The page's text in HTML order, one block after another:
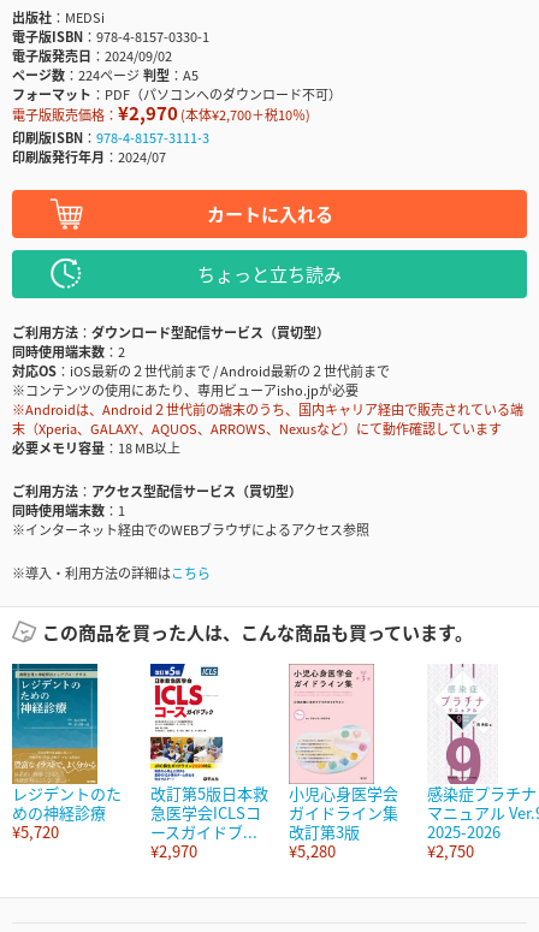
出版社
MEDSi
電子版ISBN
978-4-8157-0330-1
電子版発売日
2024/09/02
ページ数
224ページ判型
A5
フォーマット
PDF（パソコンへのダウンロード不可）
電子版販売価格： ¥2,970(本体¥2,700＋税10％)
印刷版ISBN
978-4-8157-3111-3
印刷版発行年月
2024/07
カートに入れる
ちょっと立ち読み
ご利用方法
ダウンロード型配信サービス（買切型）
同時使用端末数
2
対応OS
iOS最新の２世代前まで / Android最新の２世代前まで
※コンテンツの使用にあたり、専用ビューアisho.jpが必要
※Androidは、Android２世代前の端末のうち、国内キャリア経由で販売されている端
末（Xperia、GALAXY、AQUOS、ARROWS、Nexusなど）にて動作確認しています
必要メモリ容量
18 MB以上
ご利用方法
アクセス型配信サービス（買切型）
同時使用端末数
1
※インターネット経由でのWEBブラウザによるアクセス参照
※導入・利用方法の詳細はこちら
この商品を買った人は、こんな商品も買っています。
レジデントのた
めの神経診療
¥5,720
改訂第5版日本救
急医学会ICLSコ
ースガイドブ...
¥2,970
小児心身医学会
ガイドライン集
改訂第3版
¥5,280
感染症プラチナ
マニュアル
2025-2026
¥2,750